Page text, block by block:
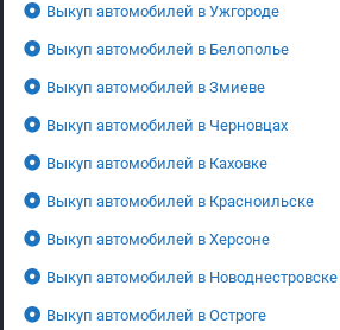
Выкуп автомобилей в Ужгороде
Выкуп автомобилей в Белополье
Выкуп автомобилей в Змиеве
Выкуп автомобилей в Черновцах
Выкуп автомобилей в Каховке
Выкуп автомобилей в Красноильске
Выкуп автомобилей в Херсоне
Выкуп автомобилей в Новоднестровске
Выкуп автомобилей в Остроге